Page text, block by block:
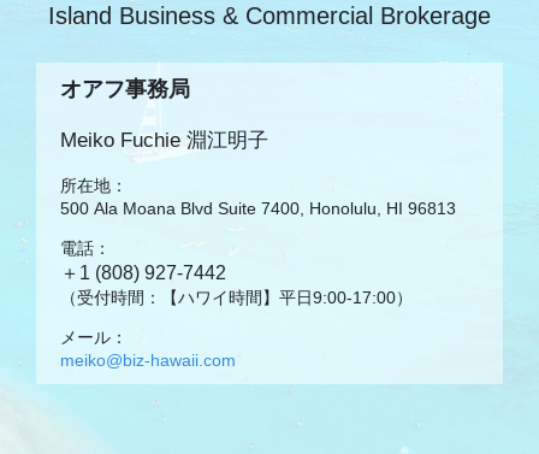
Island Business & Commercial Brokerage
オアフ事務局
Meiko Fuchie 淵江明子
所在地：
500 Ala Moana Blvd Suite 7400, Honolulu, HI 96813
電話：
＋1 (808) 927-7442
（受付時間：【ハワイ時間】平日9:00-17:00）
メール：
meiko@biz-hawaii.com